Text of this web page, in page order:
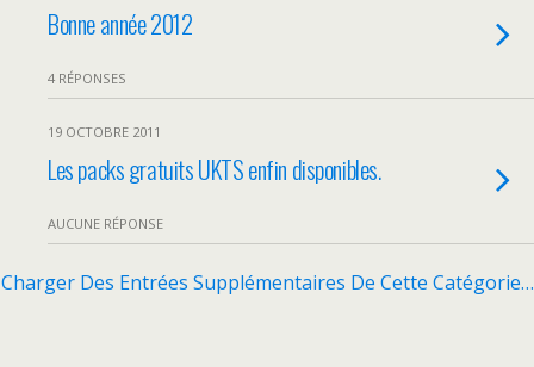
Bonne année 2012
4 RÉPONSES
19 OCTOBRE 2011
Les packs gratuits UKTS enfin disponibles.
AUCUNE RÉPONSE
Charger Des Entrées Supplémentaires De Cette Catégorie…